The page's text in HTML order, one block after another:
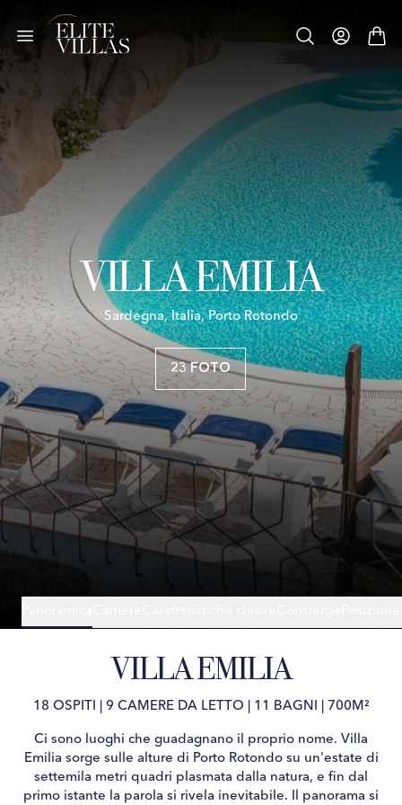
VILLA EMILIA
Sardegna, Italia, Porto Rotondo
23 FOTO
VILLA EMILIA
18 OSPITI 9 CAMERE DA LETTO 11 BAGNI 700M²
Ci sono luoghi che guadagnano il proprio nome. Villa
Emilia sorge sulle alture di Porto Rotondo su un'estate di
settemila metri quadri plasmata dalla natura, e fin dal
primo istante la parola si rivela inevitabile. Il panorama si